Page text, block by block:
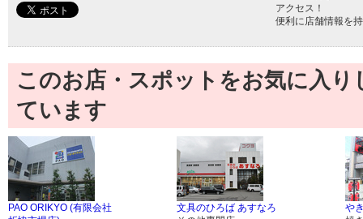
アクセス！
便利に店舗情報を
このお店・スポットをお気に入
ています
PAO ORIKYO (有限会社
文具のひろば あすなろ
や